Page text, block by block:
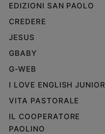
EDIZIONI SAN PAOLO
CREDERE
JESUS
GBABY
G-WEB
I LOVE ENGLISH JUNIOR
VITA PASTORALE
IL COOPERATORE
PAOLINO